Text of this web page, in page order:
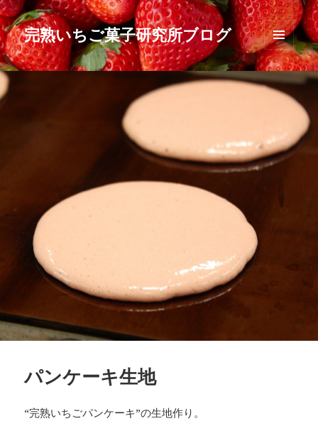
完熟いちご菓子研究所ブログ
メニュ
ーとウ
ィジェ
ット
パンケーキ生地
“完熟いちごパンケーキ”の生地作り。